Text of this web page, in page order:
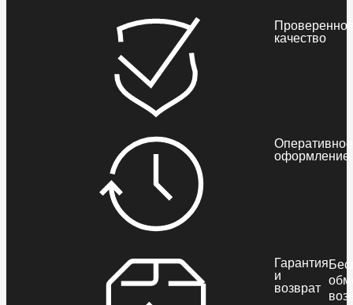
качество
Оперативное
оформление
Гарантия
и
возврат